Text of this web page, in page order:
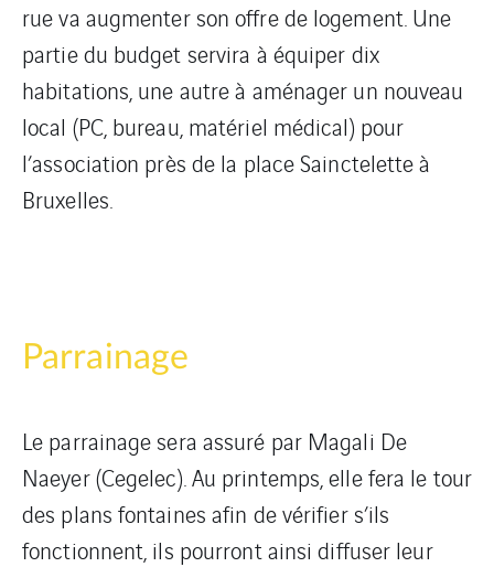
rue va augmenter son offre de logement. Une
partie du budget servira à équiper dix
habitations, une autre à aménager un nouveau
local (PC, bureau, matériel médical) pour
l’association près de la place Sainctelette à
Bruxelles.
Parrainage
Le parrainage sera assuré par Magali De
Naeyer (Cegelec). Au printemps, elle fera le tour
des plans fontaines afin de vérifier s’ils
fonctionnent, ils pourront ainsi diffuser leur